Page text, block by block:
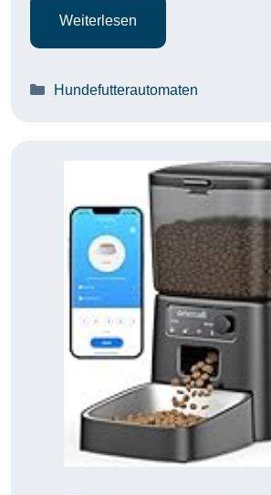
Weiterlesen
Kategorien
Hundefutterautomaten